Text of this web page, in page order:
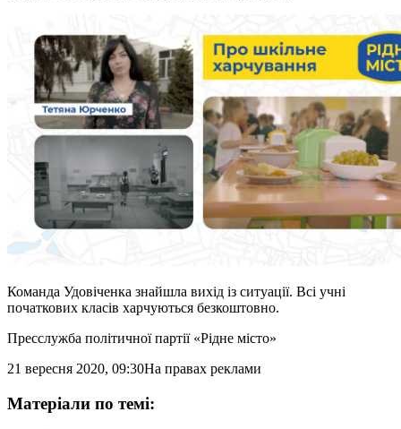
Команда Удовіченка знайшла вихід із ситуації. Всі учні
початкових класів харчуються безкоштовно.
Пресслужба політичної партії «Рідне місто»
21 вересня 2020, 09:30На правах реклами
Матеріали по темі: